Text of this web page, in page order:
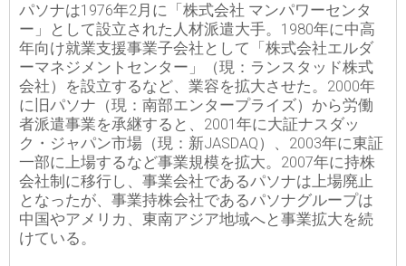
パソナは1976年2月に「株式会社 マンパワーセンタ
ー」として設立された人材派遣大手。1980年に中高
年向け就業支援事業子会社として「株式会社エルダ
ーマネジメントセンター」（現：ランスタッド株式
会社）を設立するなど、業容を拡大させた。2000年
に旧パソナ（現：南部エンタープライズ）から労働
者派遣事業を承継すると、2001年に大証ナスダッ
ク・ジャパン市場（現：新JASDAQ）、2003年に東証
一部に上場するなど事業規模を拡大。2007年に持株
会社制に移行し、事業会社であるパソナは上場廃止
となったが、事業持株会社であるパソナグループは
中国やアメリカ、東南アジア地域へと事業拡大を続
けている。